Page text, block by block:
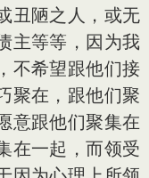
丑陋之人，或无
主等等，因为我
不希望跟他们接
聚在，跟他们聚
意跟他们聚集在
在一起，而领受